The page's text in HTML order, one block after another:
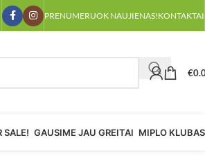
PRENUMERUOK NAUJIENAS!KONTAKTAI
€
SALE! GAUSIME JAU GREITAI MIPLO KLUBAS